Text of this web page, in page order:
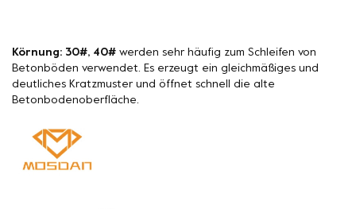
Körnung: 30#, 40# werden sehr häufig zum Schleifen von
Betonböden verwendet. Es erzeugt ein gleichmäßiges und
deutliches Kratzmuster und öffnet schnell die alte
Betonbodenoberfläche.